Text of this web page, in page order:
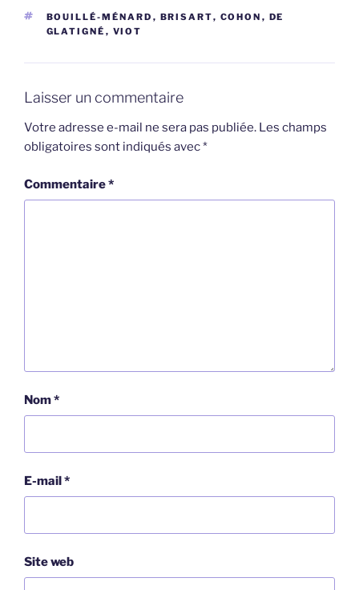
ÉTIQUETTES
BOUILLÉ-MÉNARD , BRISART, COHON , DE
GLATIGNÉ , VIOT
Laisser un commentaire
Votre adresse e-mail ne sera pas publiée. Les champs
obligatoires sont indiqués avec*
Commentaire*
Nom*
E-mail*
Site web